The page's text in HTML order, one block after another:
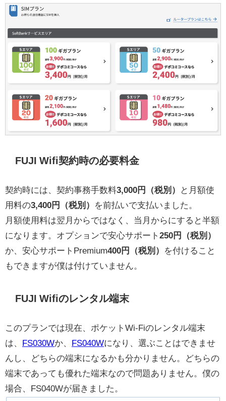
FUJI Wifi契約時の必要料金
契約時には、契約事務手数料3,000円（税別）
と月額使
用料の3,400円（税別）
を前払いで支払いました。
月額使用料は翌月からではなく、当月からにすると半額
になります。オプションで安心サポート 250円（税別）
か、安心サポートPremium400円（税別）
を付けること
もできますが僕は付けていません。
FUJI Wifiのレンタル端末
このプランでは現在、ポケットWi-Fiのレンタル端末
は、 FS030Wか、 FS040Wになり、選ぶことはできませ
んし、どちらの端末になるかも分かりません。どちらの
端末であっても優れた端末なので問題ありません。僕の
場合、FS040Wが届きました。